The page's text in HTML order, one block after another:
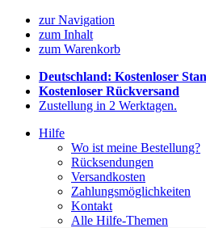
zur Navigation
zum Inhalt
zum Warenkorb
Deutschland: Kostenloser
Kostenloser Rückversand
Zustellung in 2 Werktagen.
Hilfe
Wo ist meine Bestellung?
Rücksendungen
Versandkosten
Zahlungsmöglichkeiten
Kontakt
Alle Hilfe-Themen